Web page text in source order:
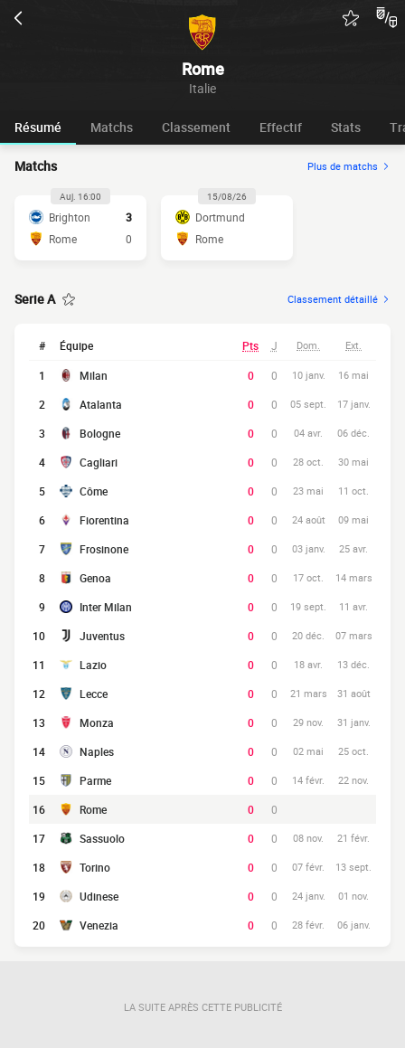
Rome
Italie
Résumé Matchs Classement Effectif Stats
Matchs Plus de matchs
Auj. 16:00
Brighton
3
Rome
0
15/08/26
Dortmund
Rome
Serie A Classement détaillé
# Équipe Pts J Dom. Ext.
1 Milan 0 0 10 janv. 16 mai
2 Atalanta 0 0 05 sept. 17 janv.
3 Bologne 0 0 04 avr. 06 déc.
4 Cagliari 0 0 28 oct. 30 mai
5 Côme 0 0 23 mai 11 oct.
6 Fiorentina 0 0 24 août 09 mai
7 Frosinone 0 0 03 janv. 25 avr.
8 Genoa 0 0 17 oct. 14 mars
9 Inter Milan 0 0 19 sept. 11 avr.
10 Juventus 0 0 20 déc. 07 mars
11 Lazio 0 0 18 avr. 13 déc.
12 Lecce 0 0 21 mars 31 août
13 Monza 0 0 29 nov. 31 janv.
14 Naples 0 0 02 mai 25 oct.
15 Parme 0 0 14 févr. 22 nov.
16 Rome 0
0
17
Sassuolo 0 0 08 nov. 21 févr.
18 Torino 0 0 07 févr. 13 sept.
19 Udinese 0 0 24 janv. 01 nov.
20 Venezia 0 0 28 févr. 06 janv.
LA SUITE APRÈS CETTE PUBLICITÉ